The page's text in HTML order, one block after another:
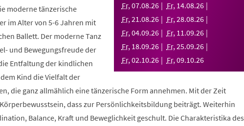
Tab)
Fr,07.08.26 Fr, 14.08.26
Fr,21.08.26 Fr,28.08.26
Fr,04.09.26 Fr, 11.09.26
Fr, 18.09.26 Fr,25.09.26
Fr,02.10.26 Fr,09.10.26
moderne tänzerische
im Alter von 5-6 Jahren mit
Ballett. Der moderne Tanz
und Bewegungsfreude der
Entfaltung der kindlichen
Kind die Vielfalt der
die ganz allmählich eine tänzerische Form annehmen. Mit der Zeit
dass zur Persönlichkeitsbildung beiträgt. Weiterhin
Balance, Kraft und Beweglichkeit geschult. Die Charakteristika des